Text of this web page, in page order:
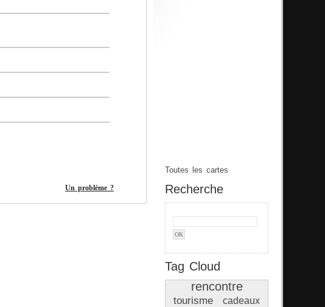
Toutes les cartes
Recherche
Tag Cloud
rencontre
tourisme
cadeaux
Un problème ?